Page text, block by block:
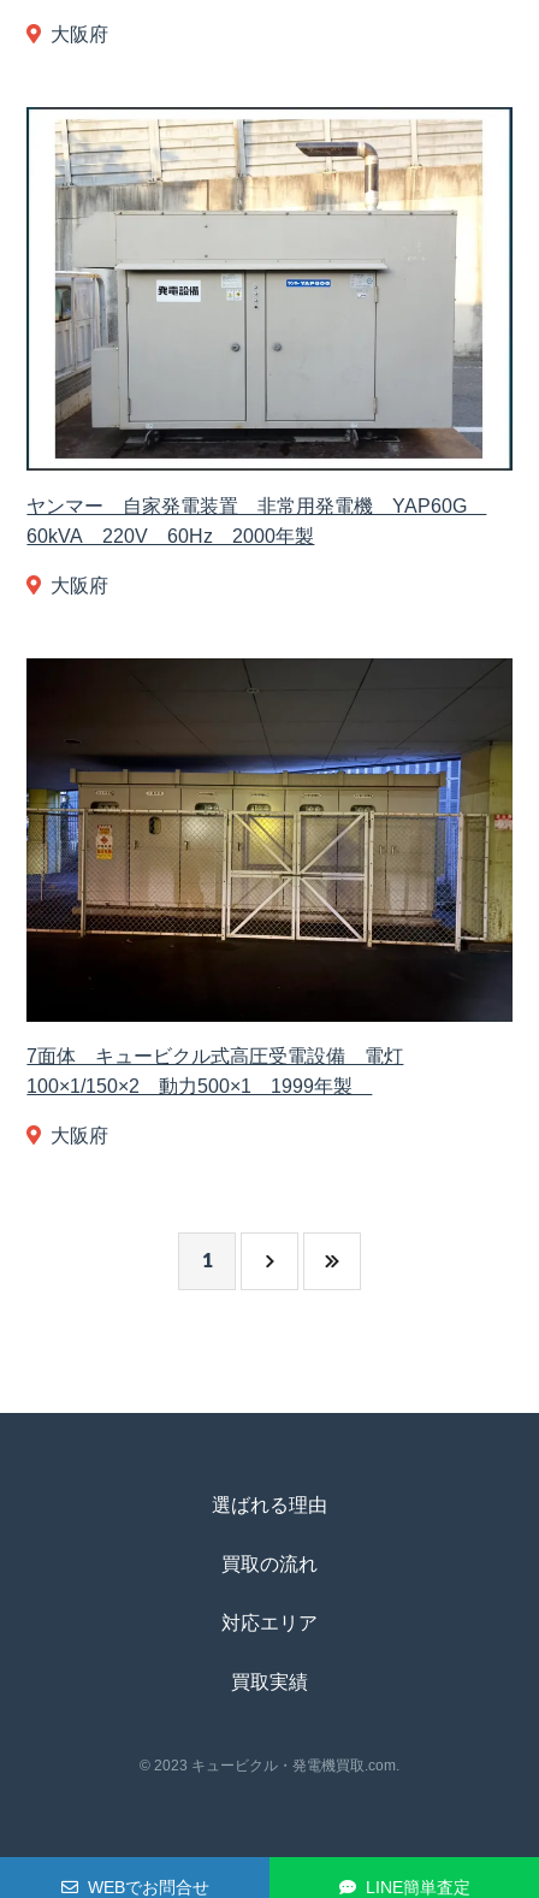
大阪府
ヤンマー 自家発電装置 非常用発電機 YAP60G
60kVA 220V 60Hz 2000年製
大阪府
7面体 キュービクル式高圧受電設備 電灯
100×1/150×2 動力500×1 1999年製
大阪府
1
選ばれる理由
買取の流れ
対応エリア
買取実績
© 2023 キュービクル・発電機買取.com.
WEBでお問合せ LINE簡単査定